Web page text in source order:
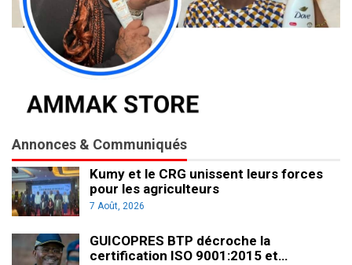
Annonces & Communiqués
Kumy et le CRG unissent leurs forces
pour les agriculteurs
7 Août, 2026
GUICOPRES BTP décroche la
certification ISO 9001:2015 et…